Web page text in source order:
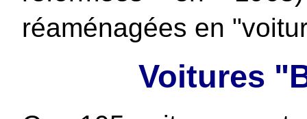
réaménagées en
Voitures